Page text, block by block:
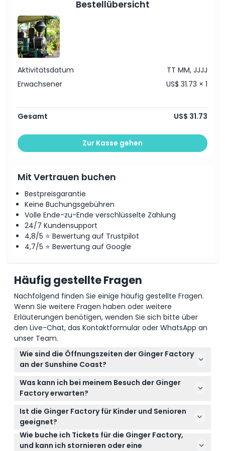
Highlights
Inklusivleistungen
Ausschlüsse
Öffnungszeiten
Ort
Wie man dorthin gelangt
So lösen Sie ein
Stornierungsbedingungen
Bestellübersicht
Aktivitätsdatum
TT MM, JJJJ
Erwachsener
US$ 31.73 × 1
Gesamt US$ 31.73
Zur Kasse gehen
Mit Vertrauen buchen
Bestpreisgarantie
Keine Buchungsgebühren
Volle Ende-zu-Ende verschlüsselte Zahlung
24/7 Kundensupport
4,8/5 ⭐ Bewertung auf Trustpilot
4,7/5 ⭐ Bewertung auf Google
Häufig gestellte Fragen
Nachfolgend finden Sie einige häufig gestellte Fragen.
Wenn Sie weitere Fragen haben oder weitere
Erläuterungen benötigen, wenden Sie sich bitte über
den Live-Chat, das Kontaktformular oder WhatsApp an
unser Team.
Wie sind die Öffnungszeiten der Ginger Factory
an der Sunshine Coast?
Die Ginger Factory ist täglich von 9:00 bis 17:00 Uhr
geöffnet, außer am ersten Weihnachtstag, an dem
sie geschlossen ist (Änderungen vorbehalten –
bitte bestätigen Sie die Zeiten bei der Buchung). An
Anzac Day beginnen Fahrten und Touren um 13:30
Uhr.
Was kann ich bei meinem Besuch der Ginger
Factory erwarten?
Sie können geführte Farmtouren zur Ingwerzucht
genießen, unbegrenzt Fahrten mit dem Ginger
Train und der Overboard Bootsfahrt machen, eine
Live-Bienen-Show ansehen und köstliche Ingwer-
Ist die Ginger Factory für Kinder und Senioren
geeignet?
Ja! Kinder im Alter von 0-3 Jahren haben freien
Eintritt, jedoch müssen Kinder von 0-16 Jahren von
Wie buche ich Tickets für die Ginger Factory,
und kann ich stornieren oder eine